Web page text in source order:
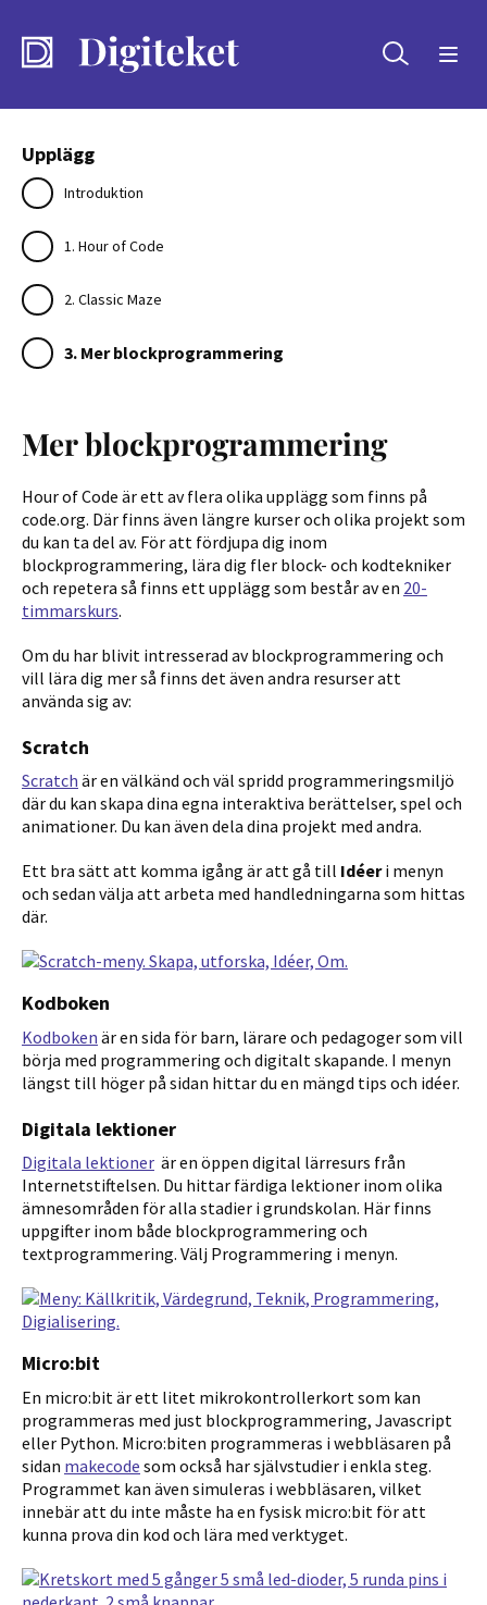
Sök
Upplägg
Introduktion
1. Hour of Code
2. Classic Maze
3. Mer blockprogrammering
Mer blockprogrammering
Hour of Code är ett av flera olika upplägg som finns på
code.org. Där finns även längre kurser och olika projekt som
du kan ta del av. För att fördjupa dig inom
blockprogrammering, lära dig fler block- och kodtekniker
och repetera så finns ett upplägg som består av en 20-
timmarskurs.
Om du har blivit intresserad av blockprogrammering och
vill lära dig mer så finns det även andra resurser att
använda sig av:
Scratch
Scratch är en välkänd och väl spridd programmeringsmiljö
där du kan skapa dina egna interaktiva berättelser, spel och
animationer. Du kan även dela dina projekt med andra.
Ett bra sätt att komma igång är att gå till Idéeri menyn
och sedan välja att arbeta med handledningarna som hittas
där.
Kodboken
Kodboken är en sida för barn, lärare och pedagoger som vill
börja med programmering och digitalt skapande. I menyn
längst till höger på sidan hittar du en mängd tips och idéer.
Digitala lektioner
Digitala lektioner är en öppen digital lärresurs från
Internetstiftelsen. Du hittar färdiga lektioner inom olika
ämnesområden för alla stadier i grundskolan. Här finns
uppgifter inom både blockprogrammering och
textprogrammering. Välj Programmering i menyn.
Micro:bit
En micro:bit är ett litet mikrokontrollerkort som kan
programmeras med just blockprogrammering, Javascript
eller Python. Micro:biten programmeras i webbläsaren på
sidan makecode som också har självstudier i enkla steg.
Programmet kan även simuleras i webbläsaren, vilket
innebär att du inte måste ha en fysisk micro:bit för att
kunna prova din kod och lära med verktyget.